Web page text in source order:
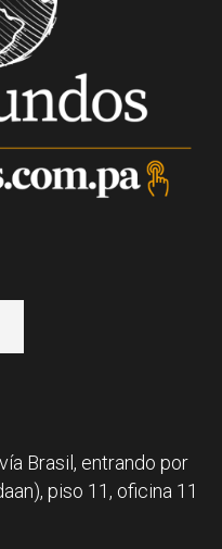
Brasil, entrando por
piso 11, oficina 11